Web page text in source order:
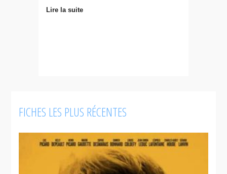
Lire la suite
FICHES LES PLUS RÉCENTES